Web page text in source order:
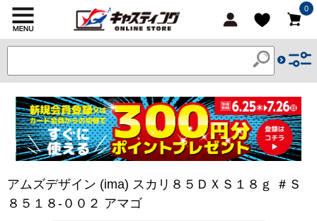
0
アムズデザイン (ima) スカリ８５ＤＸＳ１８ｇ ＃Ｓ
８５１８-００２ アマゴ